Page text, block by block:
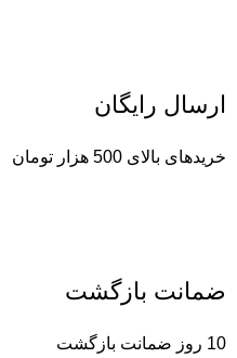
ارسال رایگان
خریدهای بالای 500 هزار تومان
ضمانت بازگشت
10 روز ضمانت بازگشت